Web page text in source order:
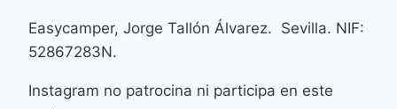
Easycamper, Jorge Tallón Álvarez. Sevilla. NIF:
52867283N.
Instagram no patrocina ni participa en este